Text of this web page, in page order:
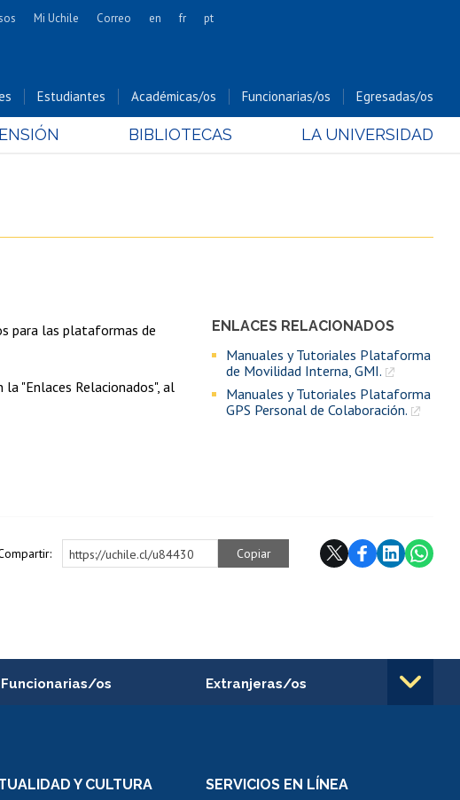
Cs. Forestales y Conservación
Cs. Sociales
Hospital Clínico
Mi Uchile Correo en fr pt
Estudiantes Académicas/os Funcionarias/os Egresadas/os
BIBLIOTECAS LA UNIVERSIDAD
ENLACES RELACIONADOS
Manuales y Tutoriales Plataforma
de Movilidad Interna, GMI.
Manuales y Tutoriales Plataforma
GPS Personal de Colaboración.
para las plataformas de
"Enlaces Relacionados", al
https://uchile.cl/u84430 Copiar
Funcionarias/os
Portal de movilidad interna
Extranjeras/os
Y CULTURA SERVICIOS EN LÍNEA